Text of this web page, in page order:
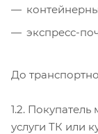
экспресс-
До
1.2. Покупатель
услуги ТК или